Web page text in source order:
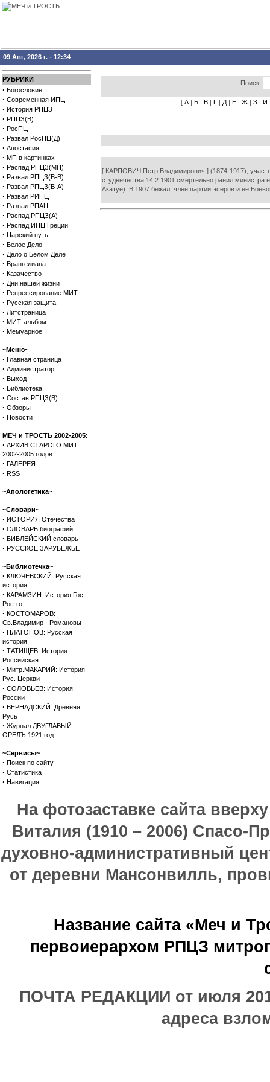
09 Авг, 2026 г. - 12:34
РУБРИКИ
· Богословие
· Современная ИПЦ
· История РПЦЗ
· РПЦЗ(В)
· РосПЦ
· Развал РосПЦ(Д)
· Апостасия
· МП в картинках
· Распад РПЦЗ(МП)
· Развал РПЦЗ(В-В)
· Развал РПЦЗ(В-А)
· Развал РИПЦ
· Развал РПАЦ
· Распад РПЦЗ(А)
· Распад ИПЦ Греции
· Царский путь
· Белое Дело
· Дело о Белом Деле
· Врангелиана
· Казачество
· Дни нашей жизни
· Репрессирование МИТ
· Русская защита
· Литстраница
· МИТ-альбом
· Мемуарное
~Меню~
· Главная страница
· Администратор
· Выход
· Библиотека
· Состав РПЦЗ(В)
· Обзоры
· Новости
МЕЧ и ТРОСТЬ 2002-2005:
· АРХИВ СТАРОГО МИТ
2002-2005 годов
· ГАЛЕРЕЯ
· RSS
~Апологетика~
~Словари~
· ИСТОРИЯ Отечества
· СЛОВАРЬ биографий
· БИБЛЕЙСКИЙ словарь
· РУССКОЕ ЗАРУБЕЖЬЕ
~Библиотечка~
· КЛЮЧЕВСКИЙ: Русская
история
· КАРАМЗИН: История Гос.
Рос-го
· КОСТОМАРОВ:
Св.Владимир - Романовы
· ПЛАТОНОВ: Русская
история
· ТАТИЩЕВ: История
Российская
· Митр.МАКАРИЙ: История
Рус. Церкви
· СОЛОВЬЕВ: История
России
· ВЕРНАДСКИЙ: Древняя
Русь
· Журнал ДВУГЛАВЫЙ
ОРЕЛЪ 1921 год
~Сервисы~
· Поиск по сайту
· Статистика
· Навигация
Поиск
[ А | Б | В | Г | Д | Е | Ж | З | И
[ КАРПОВИЧ Петр Владимирович ] (1874-1917),
студенчества 14.2.1901 смертельно ранил министра
Акатуе). В 1907 бежал, член партии эсеров и ее
На фотозаставке сайта
Виталия (1910 – 2006) Спасо-
духовно-административный
от деревни Мансонвилль,
Название сайта «Меч и
первоиерархом РПЦЗ
ПОЧТА РЕДАКЦИИ от июля
адреса